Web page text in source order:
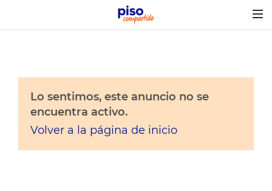
Lo sentimos, este anuncio no se
encuentra activo.
Volver a la página de inicio